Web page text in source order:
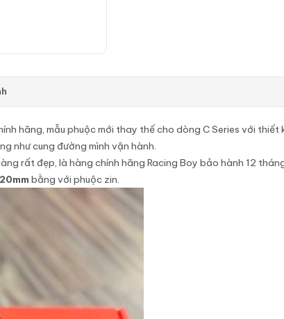
hãng, mẫu phuộc mới thay thế cho dòng C Series với
như cung đường mình vận hành.
rất đẹp, là hàng chính hãng Racing Boy bảo hành 12
bằng với phuộc zin.